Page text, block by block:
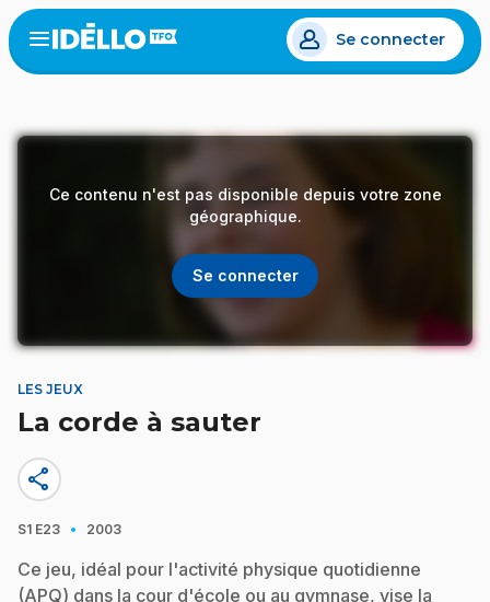
Aller
au
contenu
Open
menu
Se connecter
Ce contenu n'est pas disponible depuis votre zone
géographique.
Se connecter
LES JEUX
La corde à sauter
share
S1 E23 · 2003
Ce jeu, idéal pour l'activité physique quotidienne
(APQ) dans la cour d'école ou au gymnase, vise la